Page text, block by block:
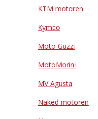
KTM motoren
Kymco
Moto Guzzi
MotoMorini
MV Agusta
Naked motoren